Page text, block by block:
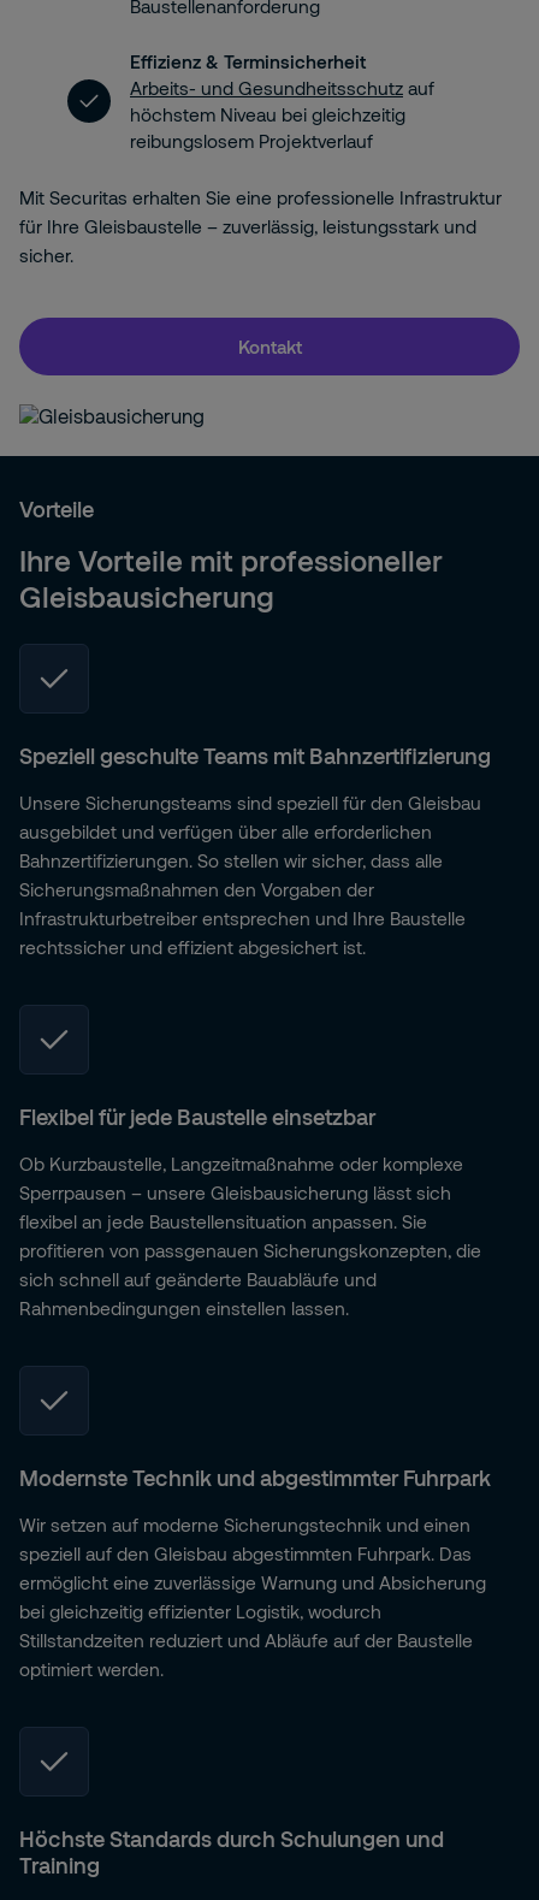
Baustellenanforderung
Effizienz & Terminsicherheit
Arbeits- und Gesundheitsschutz auf
höchstem Niveau bei gleichzeitig
reibungslosem Projektverlauf
Mit Securitas erhalten Sie eine professionelle Infrastruktur
für Ihre Gleisbaustelle – zuverlässig, leistungsstark und
sicher.
Kontakt
Vorteile
Ihre Vorteile mit professioneller
Gleisbausicherung
Speziell geschulte Teams mit Bahnzertifizierung
Unsere Sicherungsteams sind speziell für den Gleisbau
ausgebildet und verfügen über alle erforderlichen
Bahnzertifizierungen. So stellen wir sicher, dass alle
Sicherungsmaßnahmen den Vorgaben der
Infrastrukturbetreiber entsprechen und Ihre Baustelle
rechtssicher und effizient abgesichert ist.
Flexibel für jede Baustelle einsetzbar
Ob Kurzbaustelle, Langzeitmaßnahme oder komplexe
Sperrpausen – unsere Gleisbausicherung lässt sich
flexibel an jede Baustellensituation anpassen. Sie
profitieren von passgenauen Sicherungskonzepten, die
sich schnell auf geänderte Bauabläufe und
Rahmenbedingungen einstellen lassen.
Modernste Technik und abgestimmter Fuhrpark
Wir setzen auf moderne Sicherungstechnik und einen
speziell auf den Gleisbau abgestimmten Fuhrpark. Das
ermöglicht eine zuverlässige Warnung und Absicherung
bei gleichzeitig effizienter Logistik, wodurch
Stillstandzeiten reduziert und Abläufe auf der Baustelle
optimiert werden.
Höchste Standards durch Schulungen und
Training